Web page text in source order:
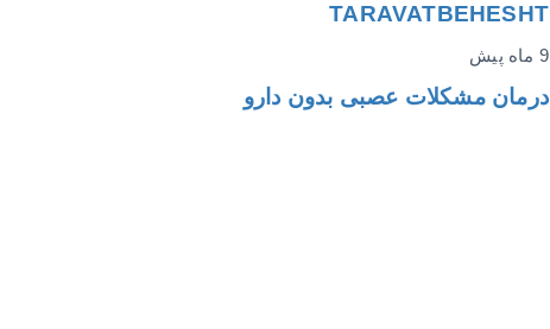
TARAVATBEHESHT
9 ماه پیش
درمان مشکلات عصبی بدون دارو